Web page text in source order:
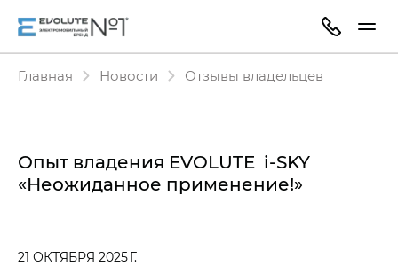
Главная Новости Отзывы владельцев
Опыт владения EVOLUTE i‑SKY
«Неожиданное применение!»
21 ОКТЯБРЯ 2025 Г.